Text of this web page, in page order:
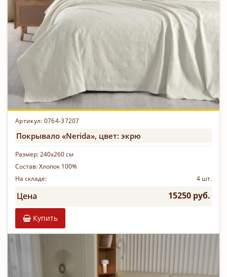
Артикул: 0764-37207
Покрывало «Nerida», цвет: экрю
Размер:240х260 см
Состав:Хлопок 100%
На складе:
4 шт.
Цена 15250 руб.
Купить